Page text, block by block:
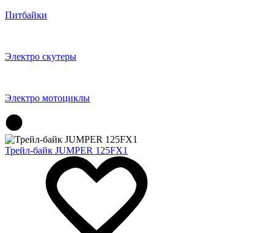
Питбайки
Электро скутеры
Электро мотоциклы
Трейл-байк JUMPER 125FX1